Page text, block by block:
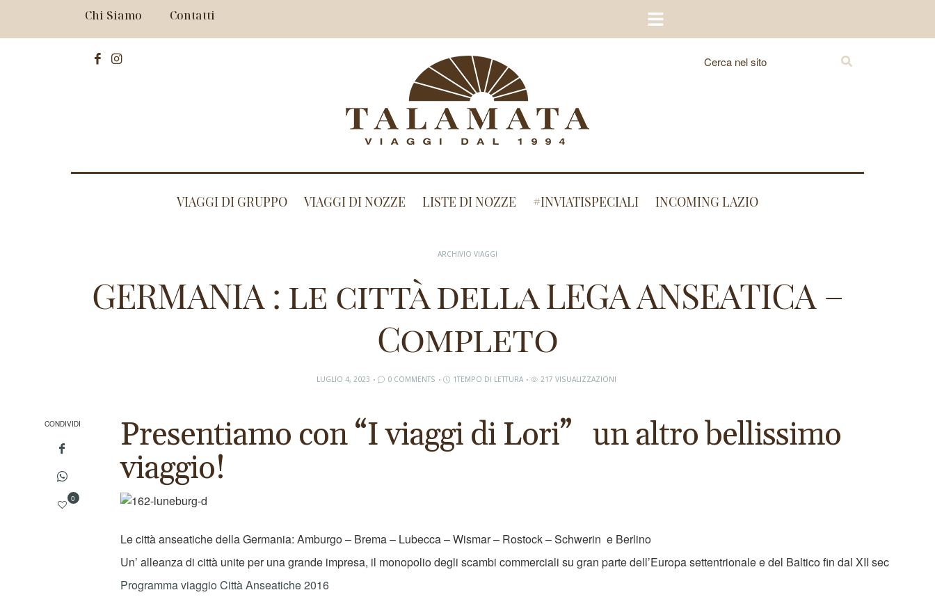
Chi Siamo Contatti
VIAGGI DI GRUPPO VIAGGI DI NOZZE LISTE DI NOZZE #INVIATISPECIALI INCOMING LAZIO
ARCHIVIO VIAGGI
GERMANIA : le città della LEGA ANSEATICA –
Completo
LUGLIO 4, 2023 0 COMMENTS 1TEMPO DI LETTURA 217 VISUALIZZAZIONI
CONDIVIDI
0
Presentiamo con “I viaggi di Lori” un altro bellissimo
viaggio!
Le città anseatiche della Germania: Amburgo – Brema – Lubecca – Wismar – Rostock – Schwerin e Berlino
Un’ alleanza di città unite per una grande impresa, il monopolio degli scambi commerciali su gran parte dell’Europa settentrionale e del Baltico fin dal XII sec
Programma viaggio Città Anseatiche 2016